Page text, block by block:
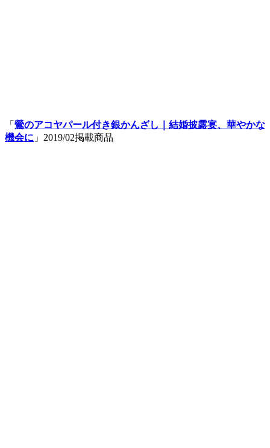
「 鶯のアコヤパール付き銀かんざし｜結婚披露宴、華やかな
機会に 」2019/02掲載商品